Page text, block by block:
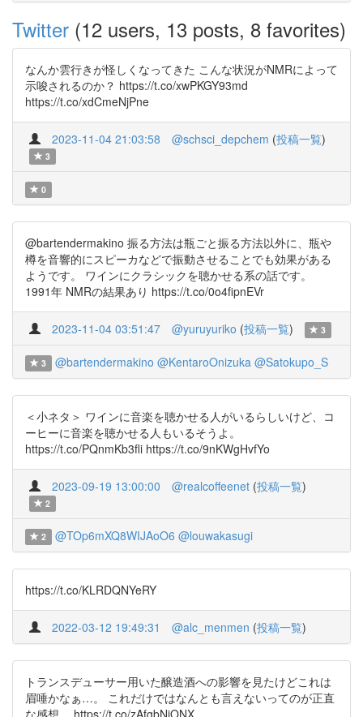
Twitter (12 users, 13 posts, 8 favorites)
なんか雲行きが怪しくなってきた こんな状況がNMRによって
示唆されるのか？ https://t.co/xwPKGY93md
https://t.co/xdCmeNjPne
2023-11-04 21:03:58 @schsci_depchem (投稿一覧)
3
0
@bartendermakino 振る方法は瓶ごと振る方法以外に、瓶や
樽を音響的にスピーカなどで振動させることでも効果がある
ようです。 ワインにクラシックを聴かせる系の話です。
1991年 NMRの結果あり https://t.co/0o4fipnEVr
2023-11-04 03:51:47 @yuruyuriko (投稿一覧) 3
3 @bartendermakino @KentaroOnizuka @Satokupo_S
＜小ネタ＞ ワインに音楽を聴かせる人がいるらしいけど、コ
ーヒーに音楽を聴かせる人もいるそうよ。
https://t.co/PQnmKb3fli https://t.co/9nKWgHvfYo
2023-09-19 13:00:00 @realcoffeenet (投稿一覧)
2
2 @TOp6mXQ8WIJAoO6 @louwakasugi
https://t.co/KLRDQNYeRY
2022-03-12 19:49:31 @alc_menmen (投稿一覧)
トランスデューサー用いた醸造酒への影響を見たけどこれは
眉唾かなぁ…。 これだけではなんとも言えないってのが正直
な感想。 https://t.co/zAfgbNjONX